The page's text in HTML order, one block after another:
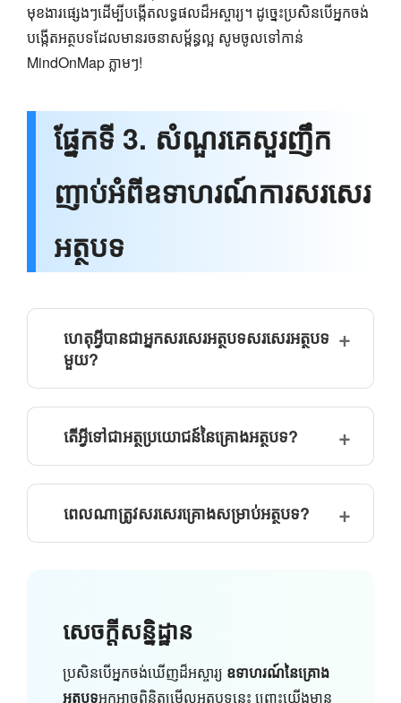
មុខងារផ្សេងៗដើម្បីបង្កើតលទ្ធផលដ៏អស្ចារ្យ។ ដូច្នេះប្រសិនបើអ្នកចង់
បង្កើតអត្ថបទដែលមានរចនាសម្ព័ន្ធល្អ សូមចូលទៅកាន់
MindOnMap ភ្លាមៗ!
ផ្នែកទី 3. សំណួរគេសួរញឹក
ញាប់អំពីឧទាហរណ៍ការសរសេរ
អត្ថបទ
ហេតុអ្វីបានជាអ្នកសរសេរអត្ថបទសរសេរអត្ថបទ
មួយ?
តើអ្វីទៅជាអត្ថប្រយោជន៍នៃគ្រោងអត្ថបទ?
ពេលណាត្រូវសរសេរគ្រោងសម្រាប់អត្ថបទ?
សេចក្តីសន្និដ្ឋាន
ប្រសិនបើអ្នកចង់ឃើញដ៏អស្ចារ្យ ឧទាហរណ៍នៃគ្រោង
អត្ថបទអ្នកអាចពិនិត្យមើលអត្ថបទនេះ ព្រោះយើងមាន